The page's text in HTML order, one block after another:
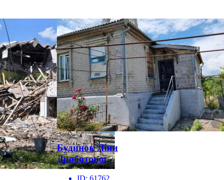
Будинок Ліни
Дроботової
ID: 61762